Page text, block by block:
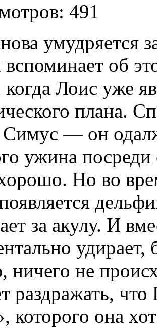
491
умудряется
об
Лоис уже
плана.
Симус — он
ужина посреди
Но во
за акулу. И
ничего не
раздражать,
которого она